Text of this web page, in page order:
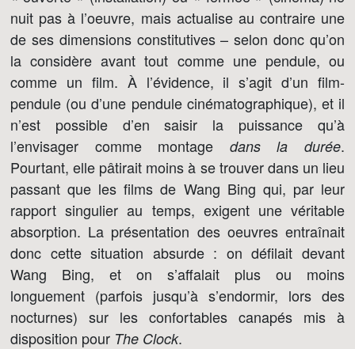
nuit pas à l’oeuvre, mais actualise au contraire une
de ses dimensions constitutives – selon donc qu’on
la considère avant tout comme une pendule, ou
comme un film. À l’évidence, il s’agit d’un film-
pendule (ou d’une pendule cinématographique), et il
n’est possible d’en saisir la puissance qu’à
l’envisager comme montage dans la durée.
Pourtant, elle pâtirait moins à se trouver dans un lieu
passant que les films de Wang Bing qui, par leur
rapport singulier au temps, exigent une véritable
absorption. La présentation des oeuvres entraînait
donc cette situation absurde : on défilait devant
Wang Bing, et on s’affalait plus ou moins
longuement (parfois jusqu’à s’endormir, lors des
nocturnes) sur les confortables canapés mis à
disposition pour The Clock.